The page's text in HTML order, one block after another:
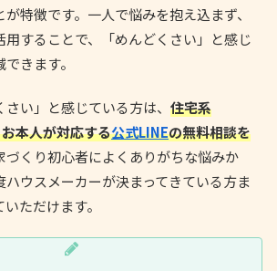
特徴です。一人で悩みを抱え込まず、
することで、「めんどくさい」と感じ
きます。
い」と感じている方は、 住宅系
本人が対応する公式LINEの無料相談を
づくり初心者によくありがちな悩みか
ハウスメーカーが決まってきている方ま
ただけます。